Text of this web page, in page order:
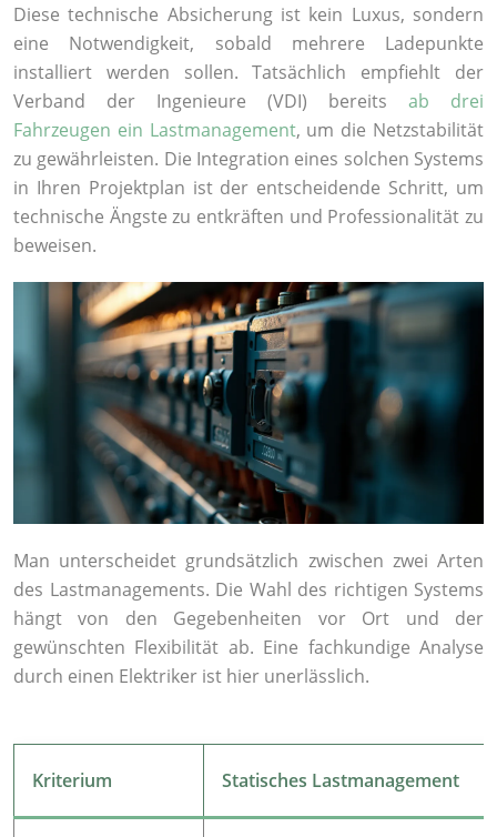
Diese technische Absicherung ist kein Luxus, sondern
eine Notwendigkeit, sobald mehrere Ladepunkte
installiert werden sollen. Tatsächlich empfiehlt der
Verband der Ingenieure (VDI) bereits ab drei
Fahrzeugen ein Lastmanagement, um die Netzstabilität
zu gewährleisten. Die Integration eines solchen Systems
in Ihren Projektplan ist der entscheidende Schritt, um
technische Ängste zu entkräften und Professionalität zu
beweisen.
Man unterscheidet grundsätzlich zwischen zwei Arten
des Lastmanagements. Die Wahl des richtigen Systems
hängt von den Gegebenheiten vor Ort und der
gewünschten Flexibilität ab. Eine fachkundige Analyse
durch einen Elektriker ist hier unerlässlich.
Kriterium Statisches Lastmanagement